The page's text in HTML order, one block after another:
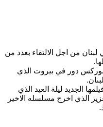
لبنان من اجل الالتقاء بعدد من
دور في بيروت الذي
الجديد ليلة العيد الذي
الذي اخرج مسلسله الاخير